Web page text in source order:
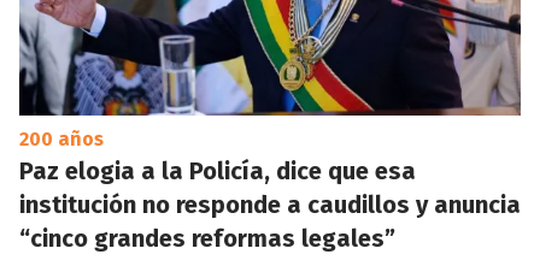
200 años
Paz elogia a la Policía, dice que esa
institución no responde a caudillos y anuncia
“cinco grandes reformas legales”